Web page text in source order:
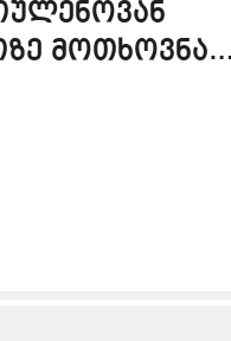
მოთხოვნა